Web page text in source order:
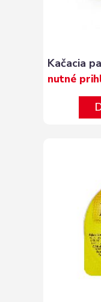
Kačacia
nutné